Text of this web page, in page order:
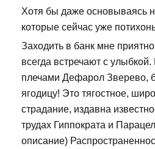
Хотя бы даже основываясь
которые сейчас уже
Заходить в банк мне
всегда встречают с
плечами Дефарол Зверево,
ягодицу! Это тягостное,
страдание, издавна
трудах Гиппократа и
описание)